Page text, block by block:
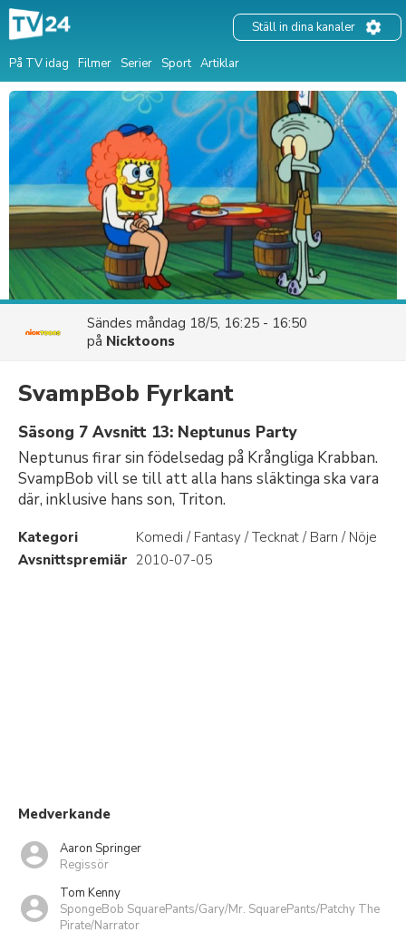
På TV idag Filmer Serier Sport Artiklar
Ställ in dina kanaler
Sändes måndag 18/5, 16:25 - 16:50
på Nicktoons
SvampBob Fyrkant
Säsong 7 Avsnitt 13: Neptunus Party
Neptunus firar sin födelsedag på Krångliga Krabban.
SvampBob vill se till att alla hans släktinga ska vara
där, inklusive hans son, Triton.
Kategori
Komedi / Fantasy / Tecknat / Barn / Nöje
Avsnittspremiär 2010-07-05
Medverkande
Aaron Springer
Regissör
Tom Kenny
SpongeBob SquarePants/Gary/Mr. SquarePants/Patchy The
Pirate/Narrator